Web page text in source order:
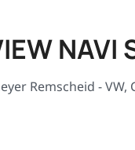
NAVI
Remscheid - VW,